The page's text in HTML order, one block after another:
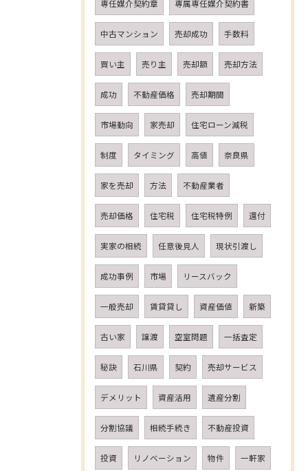
専任媒介契約章 専属専任媒介契約書
中古マンション 売却成功 手数料
買い主 売り主 売却額 売却方法
成功 不動産価格 売却期間
市場動向 家売却 住宅ローン減税
制度 タイミング 高値 奈良県
家を売却 方法 不動産業者
売却価格 住宅税 住宅税特例 還付
実家の相続 任意後見人 現状引渡し
成功事例 市場 リースバック
一般売却 賃貸貸し 資産価値 新築
古い家 譲渡 空室問題 一括査定
秘訣 石川県 契約 売却サービス
デメリット 資産活用 遺産分割
分割協議 相続手続き 不動産投資
投資 リノベーション 物件 一軒家